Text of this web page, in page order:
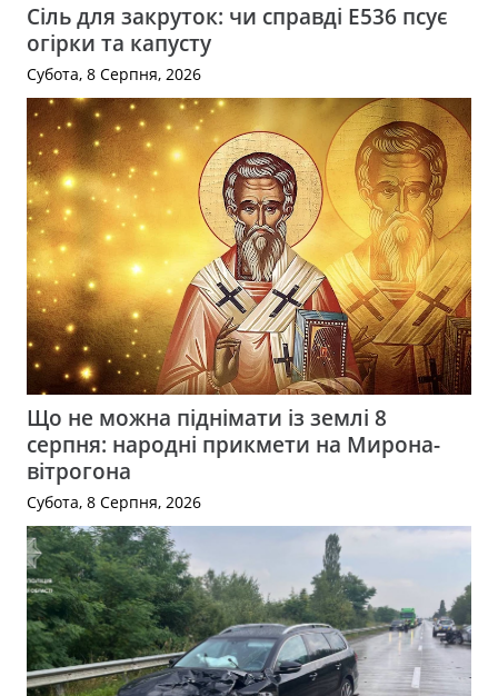
Сіль для закруток: чи справді Е536 псує
огірки та капусту
Субота, 8 Серпня, 2026
Що не можна піднімати із землі 8
серпня: народні прикмети на Мирона-
вітрогона
Субота, 8 Серпня, 2026